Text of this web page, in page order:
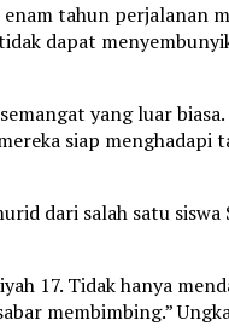
tahun perjalanan
dapat
yang luar biasa.
siap menghadapi
dari salah satu siswa
17. Tidak hanya
membimbing.”